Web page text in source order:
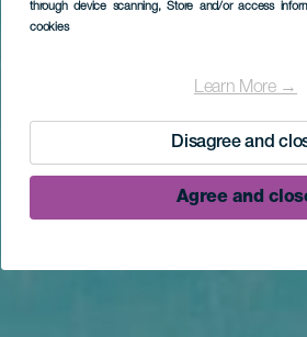
through device scanning, Store and/or access
cookies
Learn More →
Disagree and
Agree and